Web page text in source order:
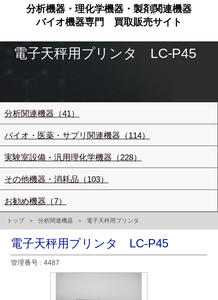
分析機器・理化学機器・製剤関連機器
バイオ機器専門
買取販売サイト
電子天秤用プリンタ LC-P45
分析関連機器（41）
バイオ・医薬・サプリ関連機器（114）
実験室設備・汎用理化学機器（228）
その他機器・消耗品（103）
お勧め機器（7）
トップ 分析関連機器 電子天秤用プリンタ
電子天秤用プリンタ LC-P45
管理番号 : 4487